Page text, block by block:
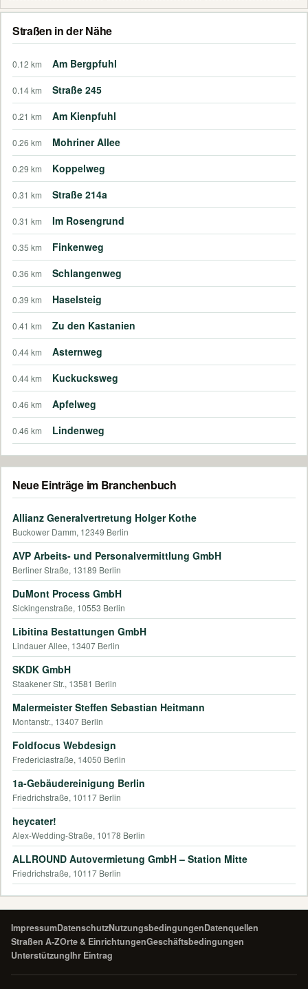
Straßen in der Nähe
0.12 km Am Bergpfuhl
0.14 km Straße 245
0.21 km Am Kienpfuhl
0.26 km Mohriner Allee
0.29 km Koppelweg
0.31 km Straße 214a
0.31 km Im Rosengrund
0.35 km Finkenweg
0.36 km Schlangenweg
0.39 km Haselsteig
0.41 km Zu den Kastanien
0.44 km Asternweg
0.44 km Kuckucksweg
0.46 km Apfelweg
0.46 km Lindenweg
Neue Einträge im Branchenbuch
Allianz Generalvertretung Holger Kothe
Buckower Damm, 12349 Berlin
AVP Arbeits- und Personalvermittlung GmbH
Berliner Straße, 13189 Berlin
DuMont Process GmbH
Sickingenstraße, 10553 Berlin
Libitina Bestattungen GmbH
Lindauer Allee, 13407 Berlin
SKDK GmbH
Staakener Str., 13581 Berlin
Malermeister Steffen Sebastian Heitmann
Montanstr., 13407 Berlin
Foldfocus Webdesign
Fredericiastraße, 14050 Berlin
1a-Gebäudereinigung Berlin
Friedrichstraße, 10117 Berlin
heycater!
Alex-Wedding-Straße, 10178 Berlin
ALLROUND Autovermietung GmbH – Station Mitte
Friedrichstraße, 10117 Berlin
ImpressumDatenschutzNutzungsbedingungenDatenquellen
Straßen A-ZOrte & EinrichtungenGeschäftsbedingungen
UnterstützungIhr Eintrag